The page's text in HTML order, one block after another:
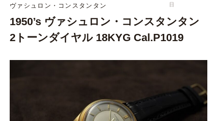
ヴァシュロン・コンスタンタン
日
1950’s ヴァシュロン・コンスタンタン
2トーンダイヤル 18KYG Cal.P1019